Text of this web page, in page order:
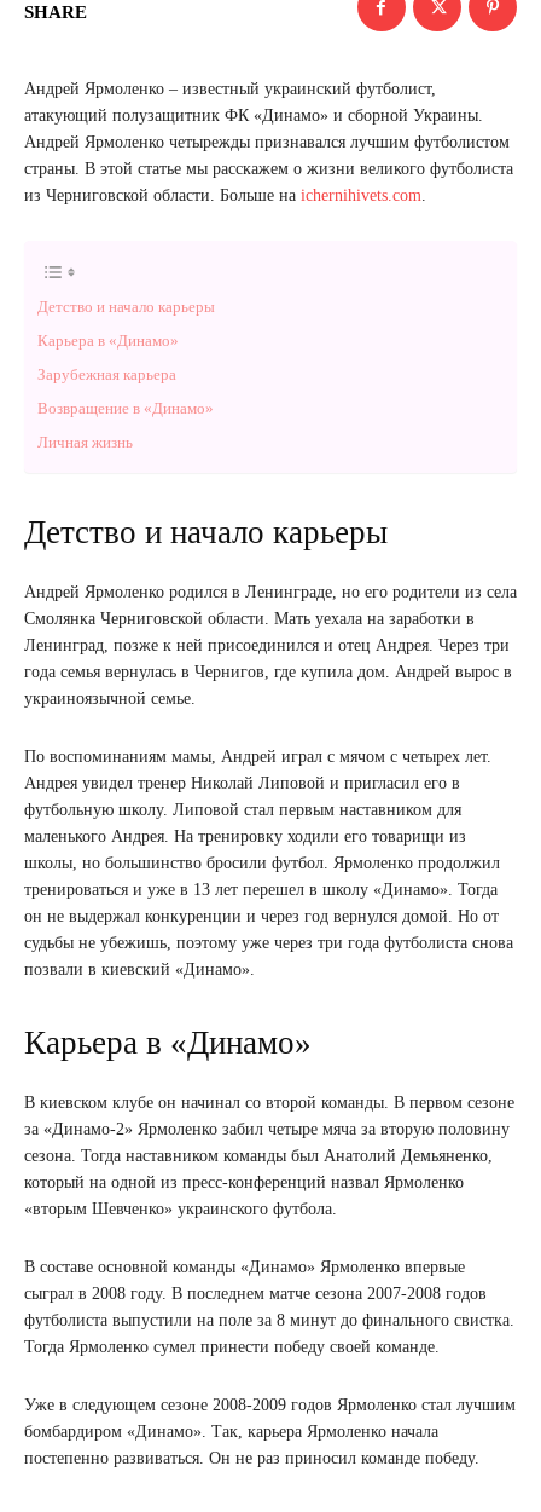
SHARE
Андрей Ярмоленко – известный украинский футболист,
атакующий полузащитник ФК «Динамо» и сборной Украины.
Андрей Ярмоленко четырежды признавался лучшим футболистом
страны. В этой статье мы расскажем о жизни великого футболиста
из Черниговской области. Больше на ichernihivets.com.
Детство и начало карьеры
Карьера в «Динамо»
Зарубежная карьера
Возвращение в «Динамо»
Личная жизнь
Детство и начало карьеры
Андрей Ярмоленко родился в Ленинграде, но его родители из села
Смолянка Черниговской области. Мать уехала на заработки в
Ленинград, позже к ней присоединился и отец Андрея. Через три
года семья вернулась в Чернигов, где купила дом. Андрей вырос в
украиноязычной семье.
По воспоминаниям мамы, Андрей играл с мячом с четырех лет.
Андрея увидел тренер Николай Липовой и пригласил его в
футбольную школу. Липовой стал первым наставником для
маленького Андрея. На тренировку ходили его товарищи из
школы, но большинство бросили футбол. Ярмоленко продолжил
тренироваться и уже в 13 лет перешел в школу «Динамо». Тогда
он не выдержал конкуренции и через год вернулся домой. Но от
судьбы не убежишь, поэтому уже через три года футболиста снова
позвали в киевский «Динамо».
Карьера в «Динамо»
В киевском клубе он начинал со второй команды. В первом сезоне
за «Динамо-2» Ярмоленко забил четыре мяча за вторую половину
сезона. Тогда наставником команды был Анатолий Демьяненко,
который на одной из пресс-конференций назвал Ярмоленко
«вторым Шевченко» украинского футбола.
В составе основной команды «Динамо» Ярмоленко впервые
сыграл в 2008 году. В последнем матче сезона 2007-2008 годов
футболиста выпустили на поле за 8 минут до финального свистка.
Тогда Ярмоленко сумел принести победу своей команде.
Уже в следующем сезоне 2008-2009 годов Ярмоленко стал лучшим
бомбардиром «Динамо». Так, карьера Ярмоленко начала
постепенно развиваться. Он не раз приносил команде победу.